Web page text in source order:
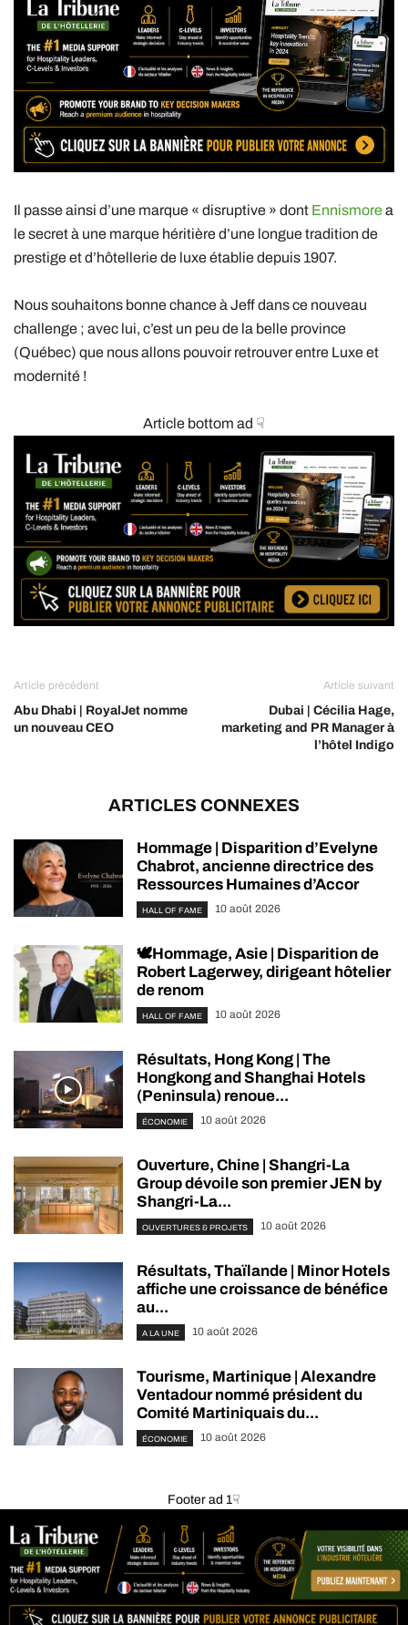
Il passe ainsi d’une marque « disruptive » dont Ennismorea
le secret à une marque héritière d’une longue tradition de
prestige et d’hôtellerie de luxe établie depuis 1907.
Nous souhaitons bonne chance à Jeff dans ce nouveau
challenge ; avec lui, c’est un peu de la belle province
(Québec) que nous allons pouvoir retrouver entre Luxe et
modernité !
Article bottom ad ☟
Article précédent
Abu Dhabi | RoyalJet nomme
un nouveau CEO
Article suivant
Dubai | Cécilia Hage,
marketing and PR Manager à
l’hôtel Indigo
ARTICLES CONNEXES
Hommage | Disparition d’Evelyne
Chabrot, ancienne directrice des
Ressources Humaines d’Accor
HALL OF FAME 10 août 2026
🕊️Hommage, Asie | Disparition de
Robert Lagerwey, dirigeant hôtelier
de renom
HALL OF FAME 10 août 2026
Résultats, Hong Kong | The
Hongkong and Shanghai Hotels
(Peninsula) renoue...
ÉCONOMIE 10 août 2026
Ouverture, Chine | Shangri-La
Group dévoile son premier JEN by
Shangri-La...
OUVERTURES & PROJETS 10 août 2026
Résultats, Thaïlande | Minor Hotels
affiche une croissance de bénéfice
au...
A LA UNE 10 août 2026
Tourisme, Martinique | Alexandre
Ventadour nommé président du
Comité Martiniquais du...
ÉCONOMIE 10 août 2026
Footer ad 1☟